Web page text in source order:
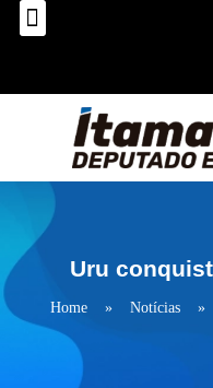
Uru
Home » Notícias »